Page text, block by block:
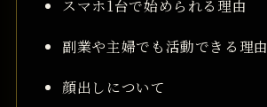
スマホ1台で始められる理由
副業や主婦でも活動できる理由
顔出しについて